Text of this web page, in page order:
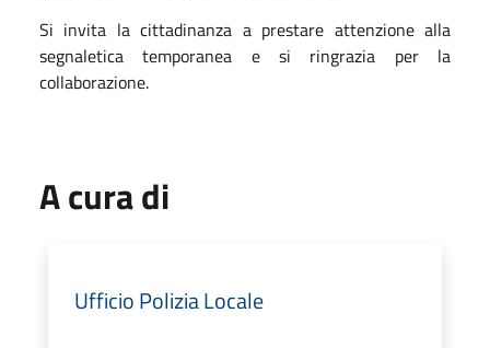
Si invita la cittadinanza a prestare attenzione alla
segnaletica temporanea e si ringrazia per la
collaborazione.
A cura di
Ufficio Polizia Locale